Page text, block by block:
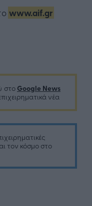
www.aif.gr
στο Google News
νέα
τον κόσμο στο